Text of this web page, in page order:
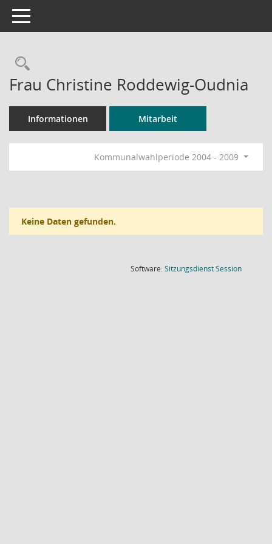
Toggle navigation
Rechercheauswahl
Frau Christine Roddewig-Oudnia
Informationen Mitarbeit
Kommunalwahlperiode 2004 - 2009
Keine Daten gefunden.
Software:SitzungsdienstSession(Wird in